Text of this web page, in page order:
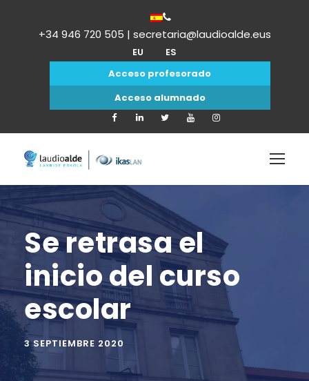
+34 946 720 505 | secretaria@laudioalde.eus
EU
ES
Acceso profesorado
Acceso alumnado
Se retrasa el
inicio del curso
escolar
3 SEPTIEMBRE 2020